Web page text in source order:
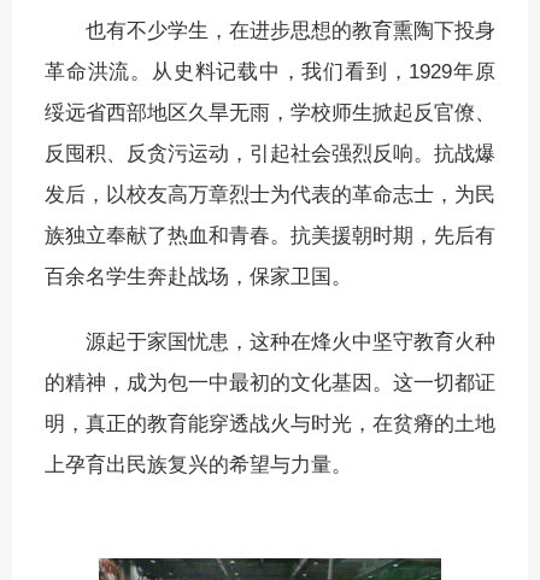
也有不少学生，在进步思想的教育熏陶下投身
革命洪流。从史料记载中，我们看到，1929年原
绥远省西部地区久旱无雨，学校师生掀起反官僚、
反囤积、反贪污运动，引起社会强烈反响。抗战爆
发后，以校友高万章烈士为代表的革命志士，为民
族独立奉献了热血和青春。抗美援朝时期，先后有
百余名学生奔赴战场，保家卫国。
源起于家国忧患，这种在烽火中坚守教育火种
的精神，成为包一中最初的文化基因。这一切都证
明，真正的教育能穿透战火与时光，在贫瘠的土地
上孕育出民族复兴的希望与力量。